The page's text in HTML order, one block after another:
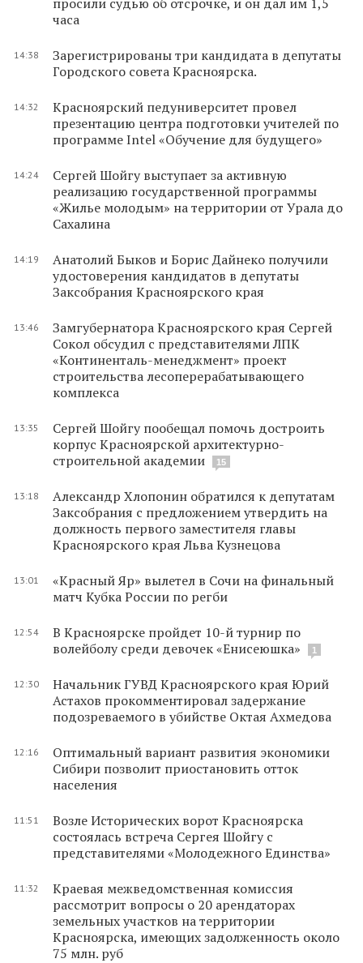
часа
14:38
Зарегистрированы три кандидата в депутаты
Городского совета Красноярска.
14:32
Красноярский педуниверситет провел
презентацию центра подготовки учителей по
программе Intel «Обучение для будущего»
14:24
Сергей Шойгу выступает за активную
реализацию государственной программы
«Жилье молодым» на территории от Урала до
Сахалина
14:19
Анатолий Быков и Борис Дайнеко получили
удостоверения кандидатов в депутаты
Заксобрания Красноярского края
13:46
Замгубернатора Красноярского края Сергей
Сокол обсудил с представителями ЛПК
«Континенталь-менеджмент» проект
строительства лесоперерабатывающего
комплекса
13:35
Сергей Шойгу пообещал помочь достроить
корпус Красноярской архитектурно-
строительной академии
15
13:18
Александр Хлопонин обратился к депутатам
Заксобрания с предложением утвердить на
должность первого заместителя главы
Красноярского края Льва Кузнецова
13:01
«Красный Яр» вылетел в Сочи на финальный
матч Кубка России по регби
12:54
В Красноярске пройдет 10-й турнир по
волейболу среди девочек «Енисеюшка»
1
12:30
Начальник ГУВД Красноярского края Юрий
Астахов прокомментировал задержание
подозреваемого в убийстве Октая Ахмедова
12:16
Оптимальный вариант развития экономики
Сибири позволит приостановить отток
населения
11:51
Возле Исторических ворот Красноярска
состоялась встреча Сергея Шойгу с
представителями «Молодежного Единства»
11:32
Краевая межведомственная комиссия
рассмотрит вопросы о 20 арендаторах
земельных участков на территории
Красноярска, имеющих задолженность около
75 млн. руб